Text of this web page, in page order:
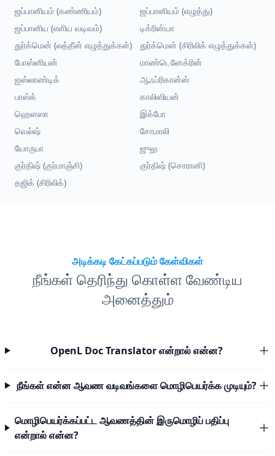
ஜப்பானியம் (கண்ணியம்)
ஜப்பானியம் (எழுத்து)
ஜப்பானிய (எளிய வடிவம்)
டிக்ரின்யா
துர்க்மென் (லத்தீன் எழுத்துக்கள்)
துர்க்மென் (சிரிலிக் எழுத்துக்கள்)
போஸ்னியன்
மாண்டெனேக்ரின்
ஐஸ்லாண்டிக்
ஆஃப்ரிகான்ஸ்
பாஸ்க்
காலிஸியன்
ஹௌஸா
இக்போ
வெல்ஷ்
சோமாலி
யோருபா
ஜுலு
குர்திஷ் (குர்மாஞ்சி)
குர்திஷ் (சொரானி)
தஜிக் (சிரிலிக்)
அடிக்கடி கேட்கப்படும் கேள்விகள்
நீங்கள் தெரிந்து கொள்ள வேண்டிய
அனைத்தும்
OpenL Doc Translator என்றால் என்ன?
நீங்கள் என்ன ஆவண வடிவங்களை மொழிபெயர்க்க முடியும்?
மொழிபெயர்க்கப்பட்ட ஆவணத்தின் இருமொழிப் பதிப்பு
என்றால் என்ன?